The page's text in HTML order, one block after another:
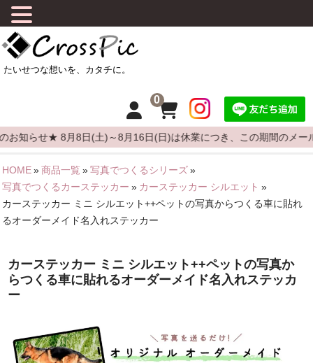
0
らせ★ 8月8日(土)～8月16日(日)は休業につき、この期間のメール
HOME
CrossPicについて
よくある質問
フォトパネルの貼りかた
HOME»商品一覧 »写真でつくるシリーズ»
写真でつくるカーステッカー » カーステッカー シルエット »
カーステッカー ミニ シルエット++ペットの写真からつくる車に貼れ
るオーダーメイド名入れステッカー
カーステッカー ミニ シルエット++ペットの写真か
らつくる車に貼れるオーダーメイド名入れステッカ
ー